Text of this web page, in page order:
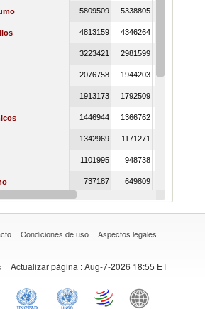
5809509 5338805
4813159 4346264
3223421 2981599
2076758 1944203 1639103
1913173 1792509
1446944 1366762
1342969 1171271
1101995 948738
737187 649809
210675 208582 218851
Condiciones de uso Aspectos legales
Actualizar página : Aug-7-2026 18:55 ET